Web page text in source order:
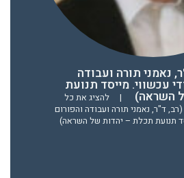
נאמני תורה ועבודה
עכשווי. מייסד תנועת
השראה) |
להציג את כל
ד"ר, נאמני תורה ועבודה והפורום
תנועת תכלת – יהדות של השראה)